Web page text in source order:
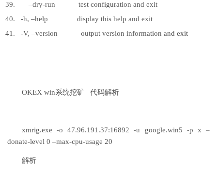
–dry-run test configuration and exit
-h, –help display this help and exit
-V, –version output version information and exit
OKEX win系统挖矿 代码解析
xmrig.exe -o 47.96.191.37:16892 -u google.win5 -p x –
donate-level 0 –max-cpu-usage 20
解析